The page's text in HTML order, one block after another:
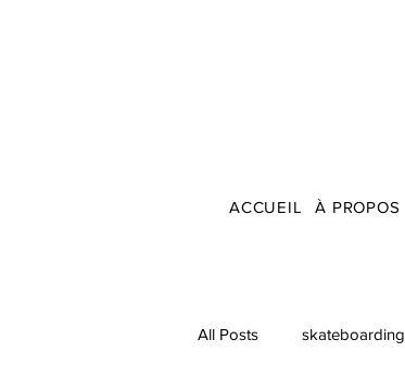
ACCUEIL À PROPOS
All Posts skateboarding